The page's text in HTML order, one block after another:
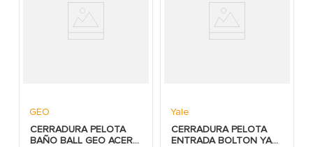
GEO
CERRADURA PELOTA
BAÑO BALL GEO ACERO
Yale
CERRADURA PELOTA
ENTRADA BOLTON YALE